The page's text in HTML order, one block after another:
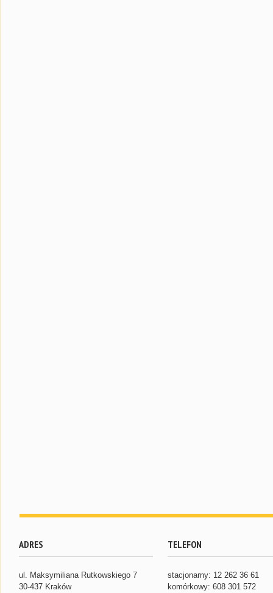
ADRES
ul. Maksymiliana Rutkowskiego 7
30-437 Kraków
TELEFON
stacjonarny: 12 262 36 61
komórkowy: 608 301 572